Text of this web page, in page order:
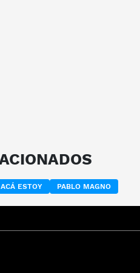
ACÁ ESTOY PABLO MAGNO